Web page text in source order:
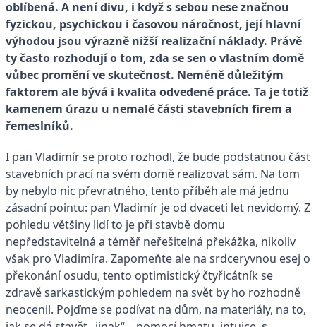
oblíbená. A není divu, i když s sebou nese značnou
fyzickou, psychickou i časovou náročnost, její hlavní
výhodou jsou výrazně nižší realizační náklady. Právě
ty často rozhodují o tom, zda se sen o vlastním domě
vůbec promění ve skutečnost. Neméně důležitým
faktorem ale bývá i kvalita odvedené práce. Ta je totiž
kamenem úrazu u nemalé části stavebních firem a
řemeslníků.
I pan Vladimír se proto rozhodl, že bude podstatnou část
stavebních prací na svém domě realizovat sám. Na tom
by nebylo nic převratného, tento příběh ale má jednu
zásadní pointu: pan Vladimír je od dvaceti let nevidomý. Z
pohledu většiny lidí to je při stavbě domu
nepředstavitelná a téměř neřešitelná překážka, nikoliv
však pro Vladimíra. Zapomeňte ale na srdceryvnou esej o
překonání osudu, tento optimistický čtyřicátník se
zdravě sarkastickým pohledem na svět by ho rozhodně
neocenil. Pojďme se podívat na dům, na materiály, na to,